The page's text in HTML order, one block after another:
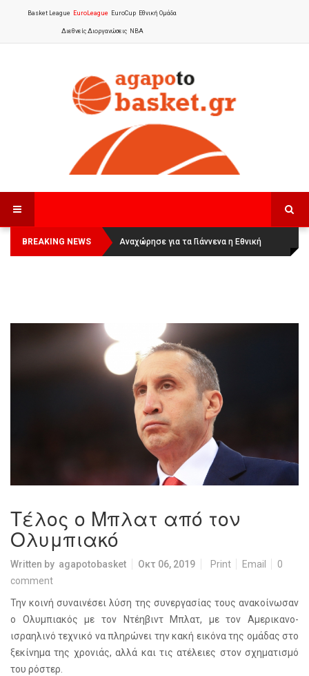
Basket League EuroLeague EuroCup Εθνική Ομάδα
Διεθνείς Διοργανώσεις NBA
BREAKING NEWS
Οι Πάνθηρες Καβάλας στην Women
Basketball League 1
Αναχώρησε για τα Γιάννενα η Εθνική
Γυναικών:
Τέλος ο Μπλατ από τον
Ολυμπιακό
Written by agapotobasket Οκτ 06, 2019 Print Email
0
comment
Την κοινή συναινέσει λύση της συνεργασίας τους ανακοίνωσαν
ο Ολυμπιακός με τον Ντέηβιντ Μπλατ, με τον Αμερικανο-
ισραηλινό τεχνικό να πληρώνει την κακή εικόνα της ομάδας στο
ξεκίνημα της χρονιάς, αλλά και τις ατέλειες στον σχηματισμό
του ρόστερ.